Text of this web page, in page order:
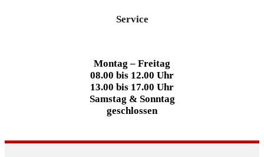
Service
Montag – Freitag
08.00 bis 12.00 Uhr
13.00 bis 17.00 Uhr
Samstag & Sonntag
geschlossen